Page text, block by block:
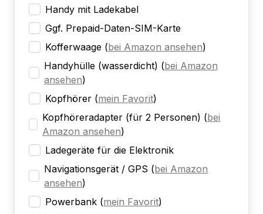
Handy mit Ladekabel
Ggf. Prepaid-Daten-SIM-Karte
Kofferwaage (bei Amazon ansehen)
Handyhülle (wasserdicht) (bei Amazon
ansehen)
Kopfhörer (mein Favorit)
Kopfhöreradapter (für 2 Personen) (bei
Amazon ansehen)
Ladegeräte für die Elektronik
Navigationsgerät / GPS (bei Amazon
ansehen)
Powerbank (mein Favorit)